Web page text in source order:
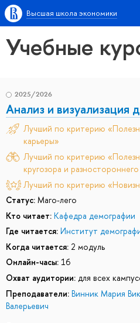
Высшая школа экономики
Учебные
2025/2026
Анализ и визуализация
Лучший по критерию
карьеры»
Лучший по критерию
кругозора и
Лучший по критерию
Статус: Маго-лего
Кто читает: Кафедра демографии
Где читается: Институт
Когда читается: 2 модуль
Онлайн-часы: 16
Охват аудитории: для всех
Преподаватели: Винник Мария
Валерьевич